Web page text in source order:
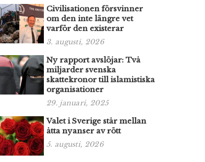
Civilisationen försvinner
om den inte längre vet
varför den existerar
3. augusti, 2026
Ny rapport avslöjar: Två
miljarder svenska
skattekronor till islamistiska
organisationer
29. januari, 2025
Valet i Sverige står mellan
åtta nyanser av rött
5. augusti, 2026